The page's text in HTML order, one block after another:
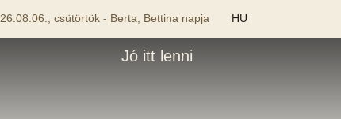
csütörtök - Berta, Bettina napja HU
Jó itt lenni